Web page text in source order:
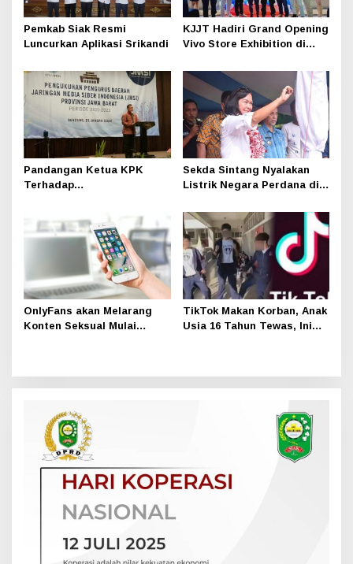
Pemkab Siak Resmi
Luncurkan Aplikasi Srikandi
KJJT Hadiri Grand Opening
Vivo Store Exhibition di
Surabaya
Pandangan Ketua KPK
Terhadap
Sekda Sintang Nyalakan
Listrik Negara Perdana di
OnlyFans akan Melarang
Konten Seksual Mulai
TikTok Makan Korban, Anak
Usia 16 Tahun Tewas, Ini